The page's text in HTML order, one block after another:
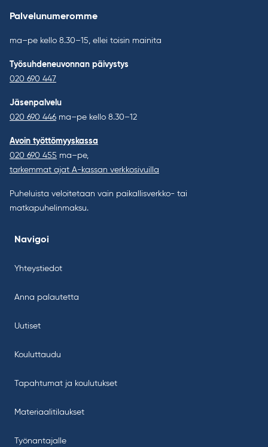
Palvelunumeromme
ma–pe kello 8.30–15, ellei toisin mainita
Työsuhdeneuvonnan päivystys
020 690 447
Jäsenpalvelu
020 690 446 ma–pe kello 8.30–12
Avoin työttömyyskassa
020 690 455 ma–pe,
tarkemmat ajat A-kassan verkkosivuilla
Puheluista veloitetaan vain paikallisverkko- tai
matkapuhelinmaksu.
Navigoi
Yhteystiedot
Anna palautetta
Uutiset
Kouluttaudu
Tapahtumat ja koulutukset
Materiaalitilaukset
Työnantajalle